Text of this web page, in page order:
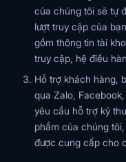
của chúng tôi sẽ tự
lượt truy cập của
gồm thông tin tài
truy cập, hệ điều
Hỗ trợ khách hàng,
qua Zalo,
yêu cầu hỗ trợ kỹ
phẩm của chúng
được cung cấp cho